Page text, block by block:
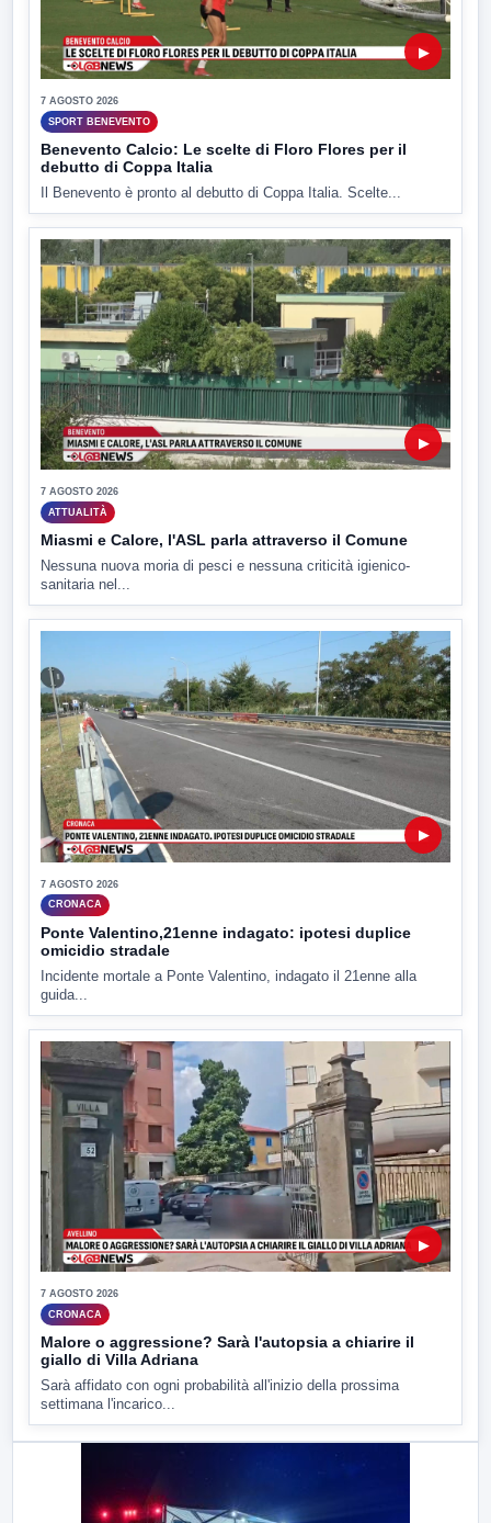
▶
7 AGOSTO 2026
SPORT BENEVENTO
Benevento Calcio: Le scelte di Floro Flores per il
debutto di Coppa Italia
Il Benevento è pronto al debutto di Coppa Italia. Scelte...
▶
7 AGOSTO 2026
ATTUALITÀ
Miasmi e Calore, l'ASL parla attraverso il Comune
Nessuna nuova moria di pesci e nessuna criticità igienico-
sanitaria nel...
▶
7 AGOSTO 2026
CRONACA
Ponte Valentino,21enne indagato: ipotesi duplice
omicidio stradale
Incidente mortale a Ponte Valentino, indagato il 21enne alla
guida...
▶
7 AGOSTO 2026
CRONACA
Malore o aggressione? Sarà l'autopsia a chiarire il
giallo di Villa Adriana
Sarà affidato con ogni probabilità all'inizio della prossima
settimana l'incarico...